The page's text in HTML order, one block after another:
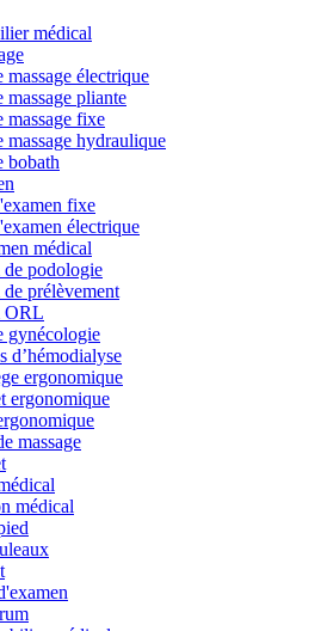
médical
massage électrique
massage pliante
massage fixe
massage hydraulique
bobath
fixe
électrique
médical
de podologie
prélèvement
ORL
gynécologie
d’hémodialyse
ergonomique
ergonomique
massage
médical